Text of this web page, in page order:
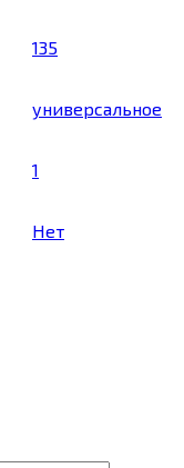
135
универсальное
1
Нет